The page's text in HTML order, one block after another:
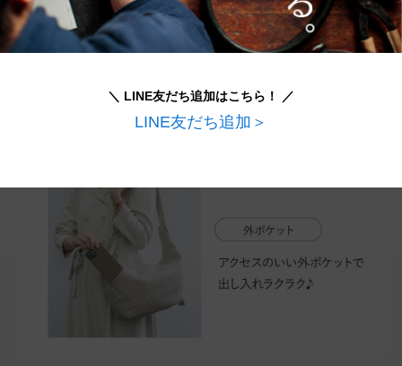
＼ LINE友だち追加はこちら！ ／
LINE友だち追加＞